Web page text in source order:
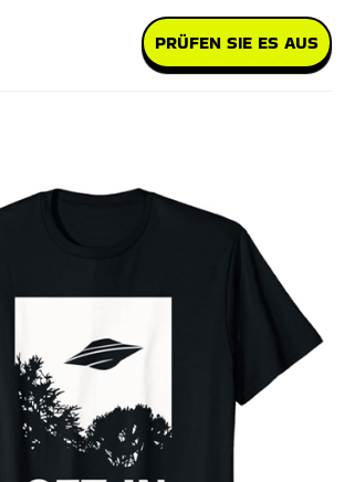
PRÜFEN SIE ES AUS